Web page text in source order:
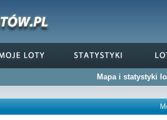
Mapa i statystyki